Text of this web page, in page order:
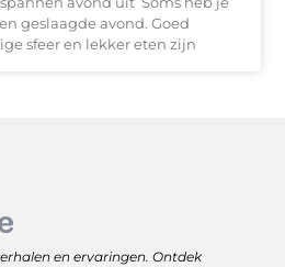
geslaagde avond. Goed
sfeer en lekker eten zijn
en ervaringen. Ontdek